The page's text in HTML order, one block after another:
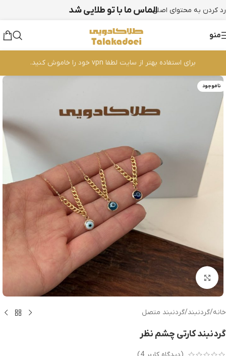
رد کردن به محتوای اصلیالماس ما با تو طلایی شد
منو
برای استفاده بهتر از سایت لطفا vpn خود را خاموش کنید.
ناموجود
بزرگنمایی تصویر
خانه/گردنبند/گردنبند متصل
گردنبند کارتی چشم نظر